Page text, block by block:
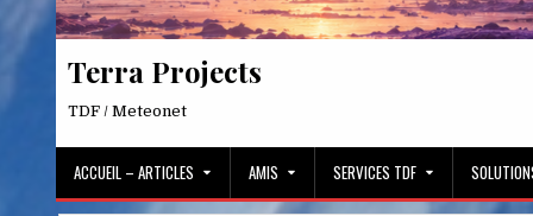
Terra Projects
TDF / Meteonet
ACCUEIL – ARTICLES AMIS SERVICES TDF